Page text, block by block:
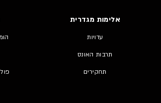
אלימות מגדרית
עדויות
תרבות האונס
תחקירים